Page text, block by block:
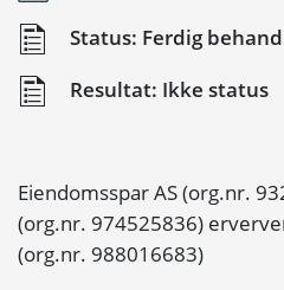
Status: Ferdig
Resultat: Ikke status
Eiendomsspar AS (org.nr.
(org.nr. 974525836)
(org.nr. 988016683)